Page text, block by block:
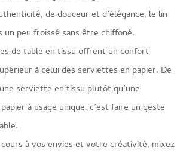
de douceur et d’élégance, le lin
un peu froissé sans être chiffoné.
de table en tissu offrent un confort
à celui des serviettes en papier. De
serviette en tissu plutôt qu’une
à usage unique, c’est faire un geste
à vos envies et votre créativité, mixez